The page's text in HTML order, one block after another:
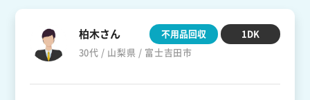
柏木さん
30代 / 山梨県 / 富士吉田市
不用品回収 1DK